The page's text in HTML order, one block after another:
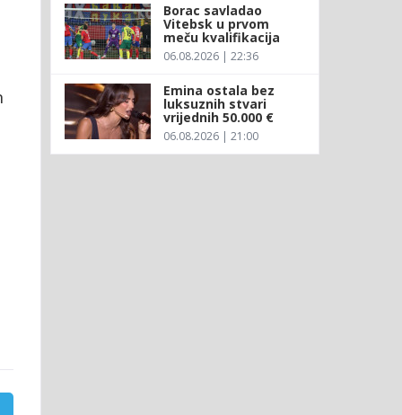
Borac savladao
Vitebsk u prvom
meču kvalifikacija
06.08.2026 | 22:36
Emina ostala bez
luksuznih stvari
vrijednih 50.000 €
06.08.2026 | 21:00